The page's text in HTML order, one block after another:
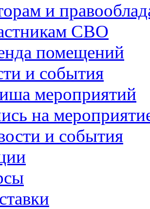
и
СВО
помещений
и события
мероприятий
на
и события